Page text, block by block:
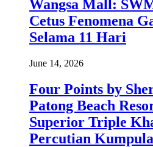
Wangsa Mall:
Cetus Fenomena
Selama 11 Hari
June 14, 2026
Four Points by
Patong Beach
Superior Triple
Percutian